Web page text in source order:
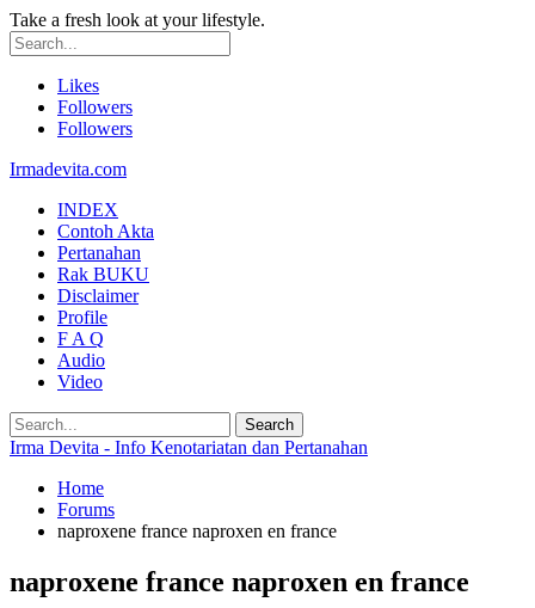
Take a fresh look at your lifestyle.
Likes
Followers
Followers
Irmadevita.com
INDEX
Contoh Akta
Pertanahan
Rak BUKU
Disclaimer
Profile
F A Q
Audio
Video
Irma Devita - Info Kenotariatan dan Pertanahan
Home
Forums
naproxene france naproxen en france
naproxene france naproxen en france